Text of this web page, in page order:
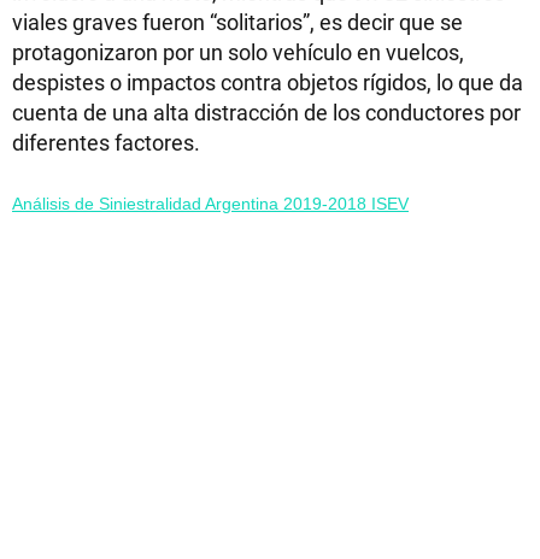
viales graves fueron “solitarios”, es decir que se
protagonizaron por un solo vehículo en vuelcos,
despistes o impactos contra objetos rígidos, lo que da
cuenta de una alta distracción de los conductores por
diferentes factores.
Análisis de Siniestralidad Argentina 2019-2018 ISEV